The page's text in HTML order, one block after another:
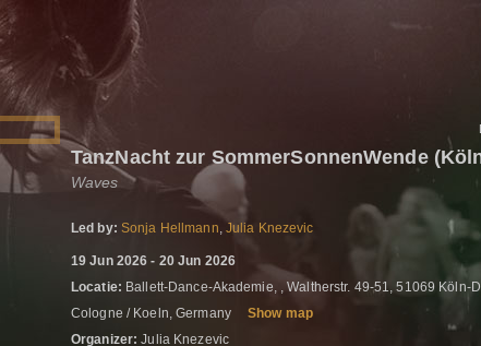
TanzNacht zur SommerSonnenWende
Waves
Led by: Sonja Hellmann, Julia Knezevic
19 Jun 2026 - 20 Jun 2026
Locatie: Ballett-Dance-Akademie, , Waltherstr. 49-51, 51069 Köln-
Cologne / Koeln, Germany
Show map
Organizer: Julia Knezevic